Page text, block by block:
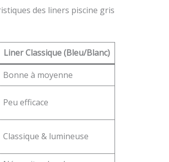
des liners piscine gris
Liner Classique (Bleu/Blanc)
Bonne à moyenne
Peu efficace
Classique & lumineuse